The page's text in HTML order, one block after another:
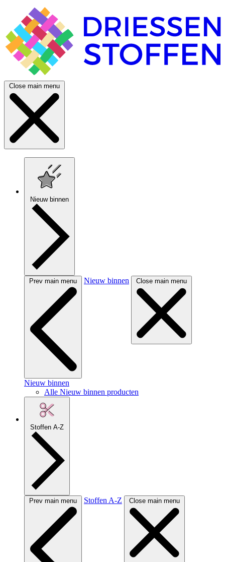
Close main menu
Nieuw binnen
Prev main menu Nieuw binnen Close main menu
Nieuw binnen
Alle Nieuw binnen producten
Stoffen A-Z
Prev main menu Stoffen A-Z Close main menu